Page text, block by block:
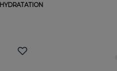
HYDRATATION